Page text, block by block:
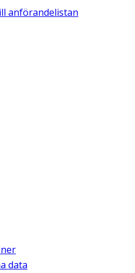
anförandelistan
data